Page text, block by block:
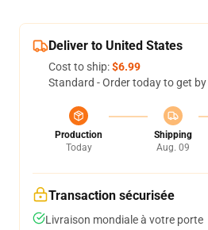
Deliver to United States
Cost to ship:$6.99
Standard - Order today to get by
Production
Today
Shipping
Aug. 09
Transaction sécurisée
Livraison mondiale à votre porte